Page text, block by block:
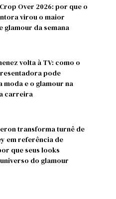
Over 2026: por que o
virou o maior
glamour da semana
volta à TV: como o
pode
moda e o glamour na
carreira
transforma turnê de
em referência de
que seus looks
do glamour